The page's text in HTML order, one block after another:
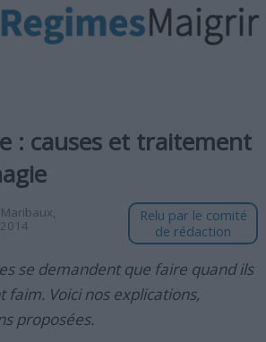
: causes et traitement
,
Relu par le comité
de rédaction
se demandent que faire quand ils
faim. Voici nos explications,
proposées.